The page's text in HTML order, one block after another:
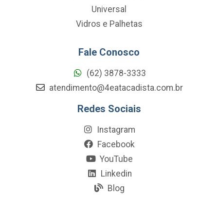
Universal
Vidros e Palhetas
Fale Conosco
(62) 3878-3333
atendimento@4eatacadista.com.br
Redes Sociais
Instagram
Facebook
YouTube
Linkedin
Blog